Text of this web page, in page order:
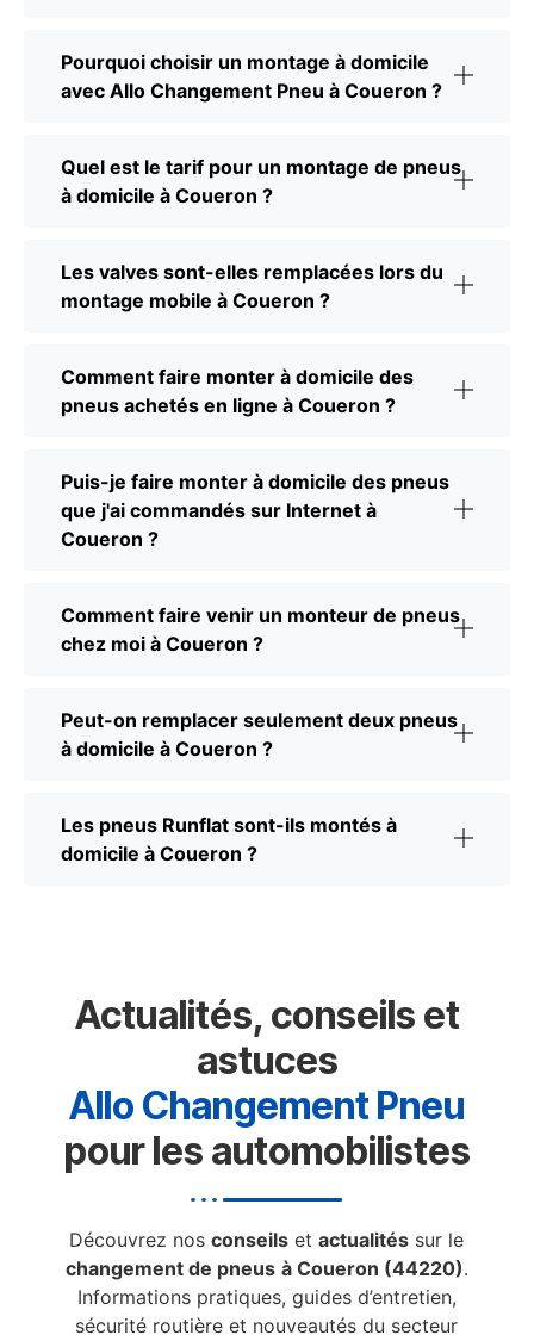
Pourquoi choisir un montage à domicile
avec Allo Changement Pneu à Coueron ?
Quel est le tarif pour un montage de pneus
à domicile à Coueron ?
Les valves sont-elles remplacées lors du
montage mobile à Coueron ?
Comment faire monter à domicile des
pneus achetés en ligne à Coueron ?
Puis-je faire monter à domicile des pneus
que j'ai commandés sur Internet à
Coueron ?
Comment faire venir un monteur de pneus
chez moi à Coueron ?
Peut-on remplacer seulement deux pneus
à domicile à Coueron ?
Les pneus Runflat sont-ils montés à
domicile à Coueron ?
Actualités, conseils et
astuces
Allo Changement Pneu
pour les automobilistes
Découvrez nosconseils etactualités sur le
changement de pneus à Coueron (44220).
Informations pratiques, guides d’entretien,
sécurité routière et nouveautés du secteur